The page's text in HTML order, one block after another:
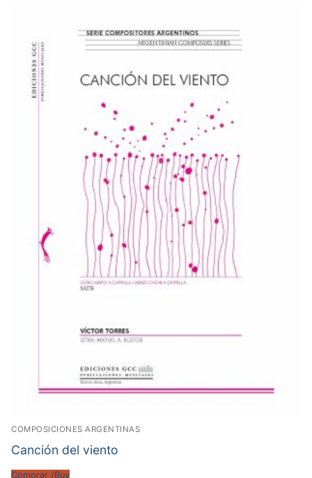
COMPOSICIONES ARGENTINAS
Canción del viento
Comprar /Buy